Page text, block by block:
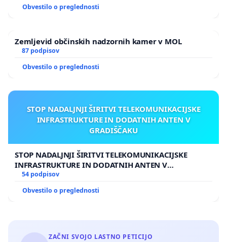
Obvestilo o preglednosti
Zemljevid občinskih nadzornih kamer v MOL
87 podpisov
Obvestilo o preglednosti
STOP NADALJNJI ŠIRITVI TELEKOMUNIKACIJSKE
INFRASTRUKTURE IN DODATNIH ANTEN V
GRADIŠČAKU
STOP NADALJNJI ŠIRITVI TELEKOMUNIKACIJSKE
INFRASTRUKTURE IN DODATNIH ANTEN V
GRADIŠČAKU
54 podpisov
Obvestilo o preglednosti
ZAČNI SVOJO LASTNO PETICIJO